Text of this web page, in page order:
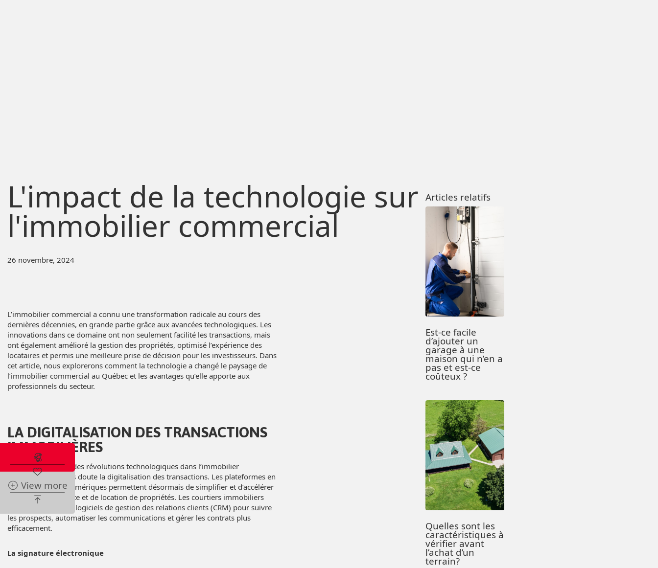
L'impact de la technologie sur
l'immobilier commercial
26 novembre, 2024
L’immobilier commercial a connu une transformation radicale au cours des
dernières décennies, en grande partie grâce aux avancées technologiques. Les
innovations dans ce domaine ont non seulement facilité les transactions, mais
ont également amélioré la gestion des propriétés, optimisé l’expérience des
locataires et permis une meilleure prise de décision pour les investisseurs. Dans
cet article, nous explorerons comment la technologie a changé le paysage de
l’immobilier commercial au Québec et les avantages qu’elle apporte aux
professionnels du secteur.
LA DIGITALISATION DES TRANSACTIONS
IMMOBILIÈRES
L’une des plus grandes révolutions technologiques dans l’immobilier
commercial est sans doute la digitalisation des transactions. Les plateformes en
ligne et les outils numériques permettent désormais de simplifier et d’accélérer
le processus de vente et de location de propriétés. Les courtiers immobiliers
peuvent utiliser des logiciels de gestion des relations clients (CRM) pour suivre
les prospects, automatiser les communications et gérer les contrats plus
efficacement.
La signature électronique
Articles relatifs
Est-ce facile
d’ajouter un
garage à une
maison qui n’en a
pas et est-ce
coûteux ?
Quelles sont les
caractéristiques à
vérifier avant
l’achat d’un
terrain?
View more